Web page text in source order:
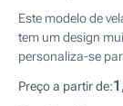
Este modelo de
tem um design
personaliza-se
Preço a partir de: